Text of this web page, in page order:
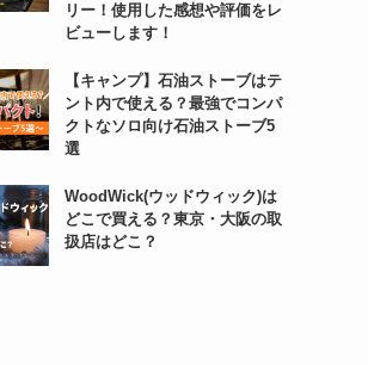
リー！使用した感想や評価をレ
ビューします！
【キャンプ】石油ストーブはテ
ント内で使える？最強でコンパ
クトなソロ向け石油ストーブ5
選
WoodWick(ウッドウィック)は
どこで買える？東京・大阪の取
扱店はどこ？